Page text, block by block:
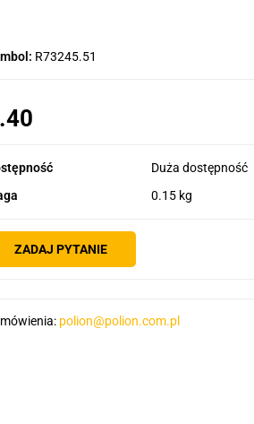
R73245.51
Duża dostępność
0.15 kg
ZADAJ PYTANIE
polion@polion.com.pl